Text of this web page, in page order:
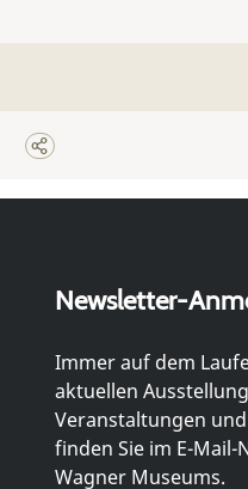
Newsletter-
Immer auf dem
aktuellen
Veranstaltungen
finden Sie im E-Mail-
Wagner Museums.